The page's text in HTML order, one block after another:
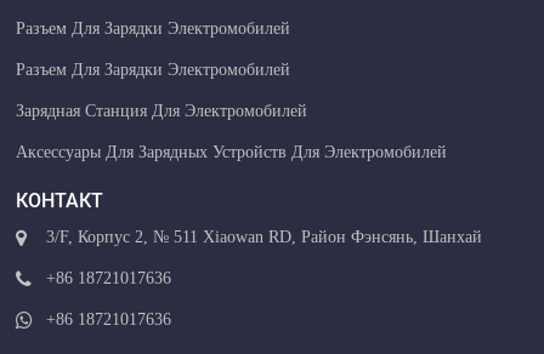
Разъем Для Зарядки Электромобилей
Разъем Для Зарядки Электромобилей
Зарядная Станция Для Электромобилей
Аксессуары Для Зарядных Устройств Для Электромобилей
КОНТАКТ
3/F, Корпус 2, № 511 Xiaowan RD, Район Фэнсянь, Шанхай
+86 18721017636
+86 18721017636